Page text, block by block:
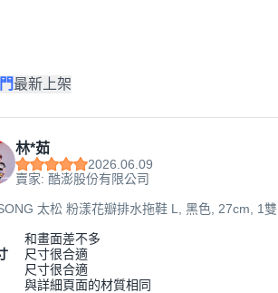
最新上架
林*茹
2026.06.09
賣家: 酷澎股份有限公司
太松 粉漾花瓣排水拖鞋 L, 黑色, 27cm, 1雙
和畫面差不多
尺寸很合適
尺寸很合適
與詳細頁面的材質相同